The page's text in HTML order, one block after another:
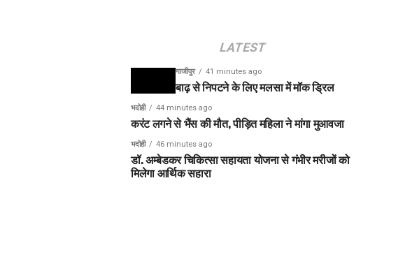
LATEST
गाजीपुर 41 minutes ago
बाढ़ से निपटने के लिए मलसा में मॉक ड्रिल
भदोही 44 minutes ago
करंट लगने से भैंस की मौत, पीड़ित महिला ने मांगा मुआवजा
भदोही 46 minutes ago
डॉ. अम्बेडकर चिकित्सा सहायता योजना से गंभीर मरीजों को
मिलेगा आर्थिक सहारा